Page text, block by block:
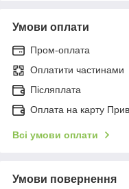
Умови оплати
Пром-оплата
Оплатити частинами
Післяплата
Оплата на карту
Всі умови оплати
Умови повернення